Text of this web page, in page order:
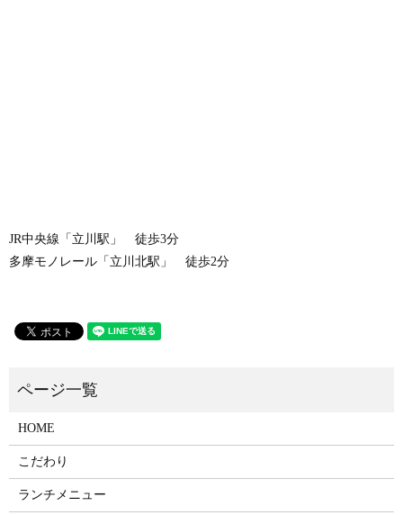
JR中央線「立川駅」 徒歩3分
多摩モノレール「立川北駅」 徒歩2分
HOME
こだわり
ランチメニュー